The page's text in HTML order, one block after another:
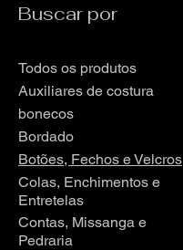
Buscar por
Todos os produtos
Auxiliares de costura
bonecos
Bordado
Botões, Fechos e Velcros
Colas, Enchimentos e
Entretelas
Contas, Missanga e
Pedraria